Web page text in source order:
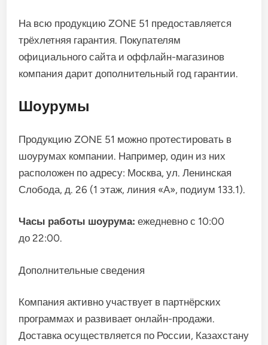
На всю продукцию ZONE 51 предоставляется
трёхлетняя гарантия. Покупателям
официального сайта и оффлайн-магазинов
компания дарит дополнительный год гарантии.
Шоурумы
Продукцию ZONE 51 можно протестировать в
шоурумах компании. Например, один из них
расположен по адресу: Москва, ул. Ленинская
Слобода, д. 26 (1 этаж, линия «А», подиум 133.1).
Часы работы шоурума: ежедневно с 10:00
до 22:00.
Дополнительные сведения
Компания активно участвует в партнёрских
программах и развивает онлайн-продажи.
Доставка осуществляется по России, Казахстану